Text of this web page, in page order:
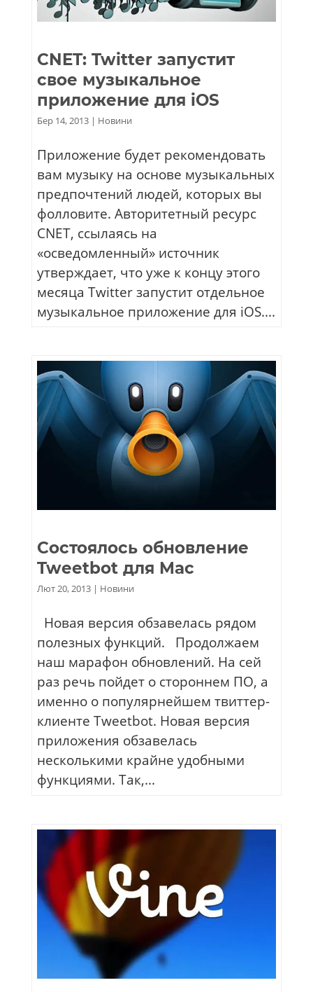
CNET: Twitter запустит
свое музыкальное
приложение для iOS
Бер 14, 2013| Новини
Приложение будет рекомендовать
вам музыку на основе музыкальных
предпочтений людей, которых вы
фолловите. Авторитетный ресурс
CNET, ссылаясь на
«осведомленный» источник
утверждает, что уже к концу этого
месяца Twitter запустит отдельное
музыкальное приложение для iOS....
Состоялось обновление
Tweetbot для Mac
Лют 20, 2013| Новини
Новая версия обзавелась рядом
полезных функций. Продолжаем
наш марафон обновлений. На сей
раз речь пойдет о стороннем ПО, а
именно о популярнейшем твиттер-
клиенте Tweetbot. Новая версия
приложения обзавелась
несколькими крайне удобными
функциями. Так,...